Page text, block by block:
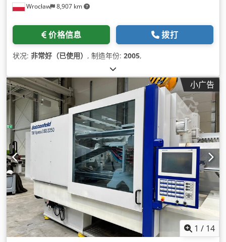
Wrocław 8,907 km
价格信息 拨打
状况: 非常好（已使用） , 制造年份: 2005,
小广告
1 / 14